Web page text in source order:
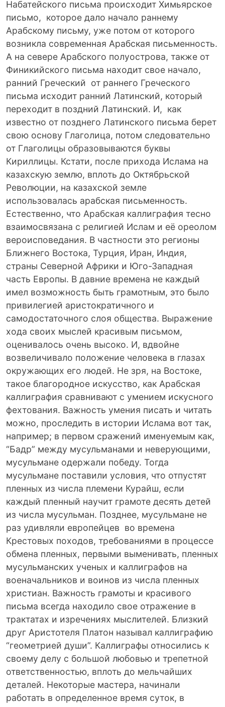
Набатейского письма происходит Химьярское
письмо, которое дало начало раннему
Арабскому письму, уже потом от которого
возникла современная Арабская письменность.
А на севере Арабского полуострова, также от
Финикийского письма находит свое начало,
ранний Греческий от раннего Греческого
письма исходит ранний Латинский, который
переходит в поздний Латинский. И, как
известно от позднего Латинского письма берет
свою основу Глаголица, потом следовательно
от Глаголицы образовываются буквы
Кириллицы. Кстати, после прихода Ислама на
казахскую землю, вплоть до Октябрьской
Революции, на казахской земле
использовалась арабская письменность.
Естественно, что Арабская каллиграфия тесно
взаимосвязана с религией Ислам и её ореолом
вероисповедания. В частности это регионы
Ближнего Востока, Турция, Иран, Индия,
страны Северной Африки и Юго-Западная
часть Европы. В давние времена не каждый
имел возможность быть грамотным, это было
привилегией аристократичного и
самодостаточного слоя общества. Выражение
хода своих мыслей красивым письмом,
оценивалось очень высоко. И, вдвойне
возвеличивало положение человека в глазах
окружающих его людей. Не зря, на Востоке,
такое благородное искусство, как Арабская
каллиграфия сравнивают с умением искусного
фехтования. Важность умения писать и читать
можно, проследить в истории Ислама вот так,
например; в первом сражений именуемым как,
“Бадр” между мусульманами и неверующими,
мусульмане одержали победу. Тогда
мусульмане поставили условия, что отпустят
пленных из числа племени Курайш, если
каждый пленный научит грамоте десять детей
из числа мусульман. Позднее, мусульмане не
раз удивляли европейцев во времена
Крестовых походов, требованиями в процессе
обмена пленных, первыми выменивать, пленных
мусульманских ученых и каллиграфов на
военачальников и воинов из числа пленных
христиан. Важность грамоты и красивого
письма всегда находило свое отражение в
трактатах и изречениях мыслителей. Близкий
друг Аристотеля Платон называл каллиграфию
“геометрией души”. Каллиграфы относились к
своему делу с большой любовью и трепетной
ответственностью, вплоть до мельчайших
деталей. Некоторые мастера, начинали
работать в определенное время суток, в